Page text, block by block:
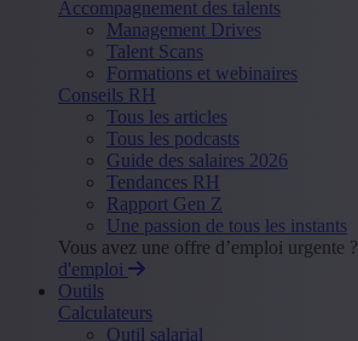
Accompagnement des talents
Management Drives
Talent Scans
Formations et webinaires
Conseils RH
Tous les articles
Tous les podcasts
Guide des salaires 2026
Tendances RH
Rapport Gen Z
Une passion de tous les instants
Vous avez une offre d’emploi urgente ?
d'emploi
Outils
Calculateurs
Outil salarial